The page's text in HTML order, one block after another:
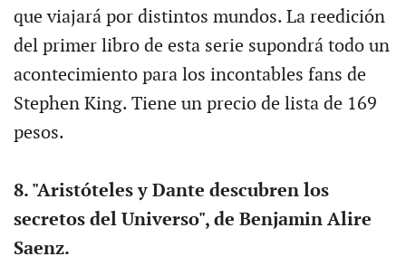
que viajará por distintos mundos. La reedición
del primer libro de esta serie supondrá todo un
acontecimiento para los incontables fans de
Stephen King. Tiene un precio de lista de 169
pesos.
8. "Aristóteles y Dante descubren los
secretos del Universo", de Benjamin Alire
Saenz.